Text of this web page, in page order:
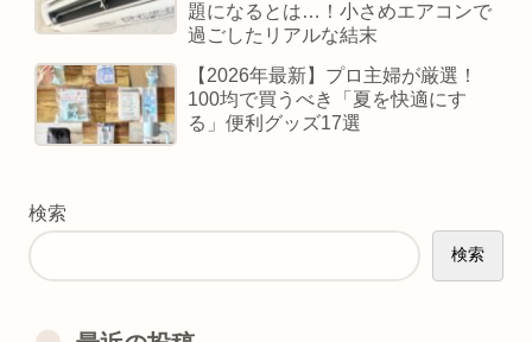
題になるとは…！小さめエアコンで
過ごしたリアルな結末
【2026年最新】プロ主婦が厳選！
100均で買うべき「夏を快適にす
る」便利グッズ17選
検索
検索